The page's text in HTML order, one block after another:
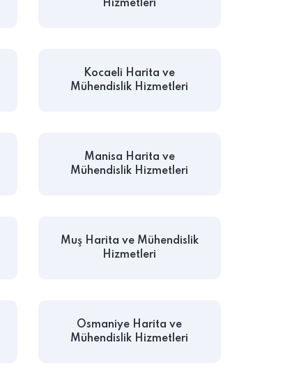
Hizmetleri
Kocaeli Harita ve
Mühendislik Hizmetleri
Manisa Harita ve
Mühendislik Hizmetleri
Muş Harita ve Mühendislik
Hizmetleri
Osmaniye Harita ve
Mühendislik Hizmetleri